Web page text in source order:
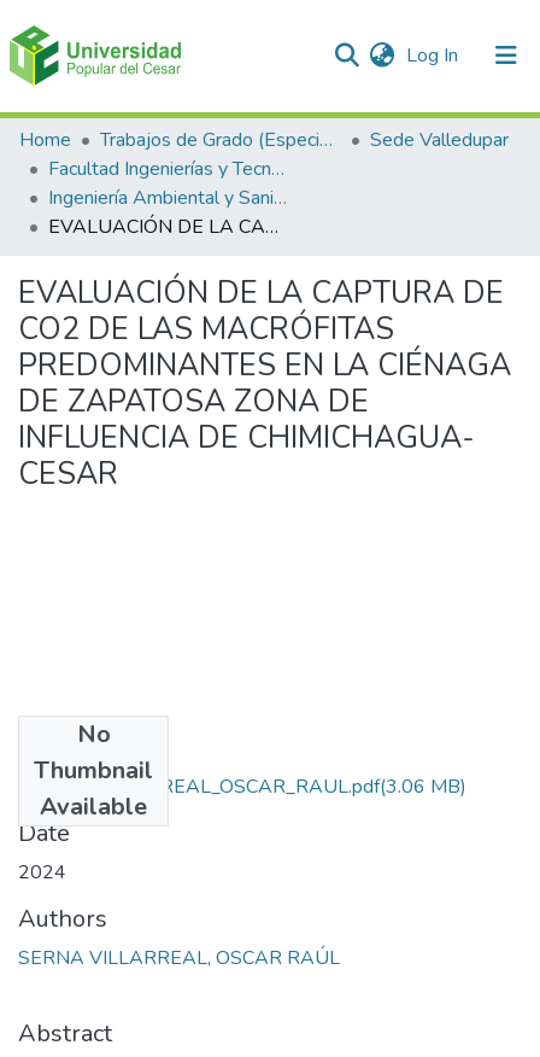
Log In (current)
Communities & Collections
All of DSpace
Statistics
Home Trabajos de Grado (Especializaciones y Pregrados)
Sede Valledupar
Facultad Ingenierías y Tecnologías
Ingeniería Ambiental y Sanitaria.
EVALUACIÓN DE LA CAPTURA DE CO2 DE LAS MACRÓFITAS PREDOMINANTES EN LA CIÉNAGA DE ZAPATOSA ZONA DE INFLUENCIA DE CHIMICHAGUA-CESAR
EVALUACIÓN DE LA CAPTURA DE
CO2 DE LAS MACRÓFITAS
PREDOMINANTES EN LA CIÉNAGA
DE ZAPATOSA ZONA DE
INFLUENCIA DE CHIMICHAGUA-
CESAR
No
Thumbnail
Available
SERNA_VILLARREAL_OSCAR_RAUL.pdf(3.06 MB)
Date
2024
Authors
SERNA VILLARREAL, OSCAR RAÚL
Abstract